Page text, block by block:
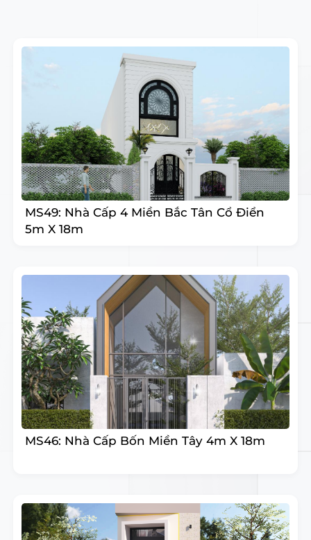
MS49: Nhà Cấp 4 Miền Bắc Tân Cổ Điển
5m X 18m
MS46: Nhà Cấp Bốn Miền Tây 4m X 18m